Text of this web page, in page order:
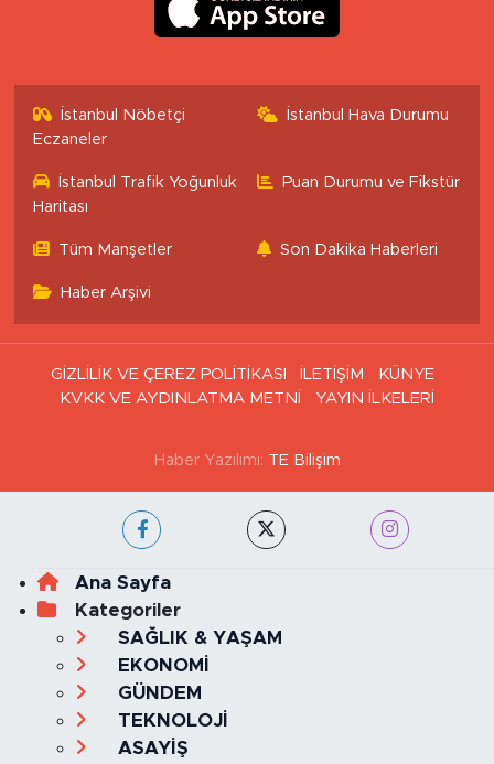
İstanbul Nöbetçi
Eczaneler
İstanbul Hava Durumu
İstanbul Trafik Yoğunluk
Haritası
Puan Durumu ve Fikstür
Tüm Manşetler Son Dakika Haberleri
Haber Arşivi
GİZLİLİK VE ÇEREZ POLİTİKASI İLETİŞİM
KÜNYE
KVKK VE AYDINLATMA METNİ
YAYIN İLKELERİ
Haber Yazılımı: TE Bilişim
Ana Sayfa
Kategoriler
SAĞLIK & YAŞAM
EKONOMİ
GÜNDEM
TEKNOLOJİ
ASAYİŞ